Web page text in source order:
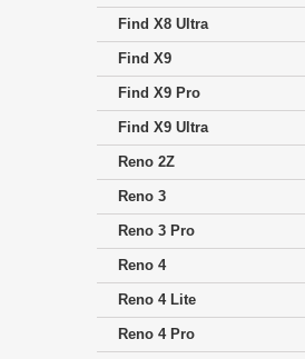
Find X8 Ultra
Find X9
Find X9 Pro
Find X9 Ultra
Reno 2Z
Reno 3
Reno 3 Pro
Reno 4
Reno 4 Lite
Reno 4 Pro